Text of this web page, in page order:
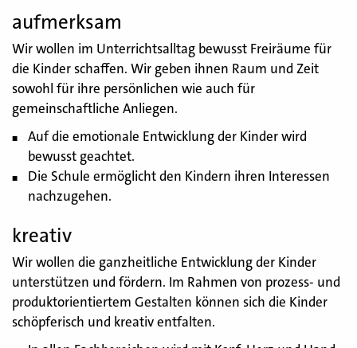
aufmerksam
Wir wollen im Unterrichtsalltag bewusst Freiräume für
die Kinder schaffen. Wir geben ihnen Raum und Zeit
sowohl für ihre persönlichen wie auch für
gemeinschaftliche Anliegen.
Auf die emotionale Entwicklung der Kinder wird
bewusst geachtet.
Die Schule ermöglicht den Kindern ihren Interessen
nachzugehen.
kreativ
Wir wollen die ganzheitliche Entwicklung der Kinder
unterstützen und fördern. Im Rahmen von prozess- und
produktorientiertem Gestalten können sich die Kinder
schöpferisch und kreativ entfalten.